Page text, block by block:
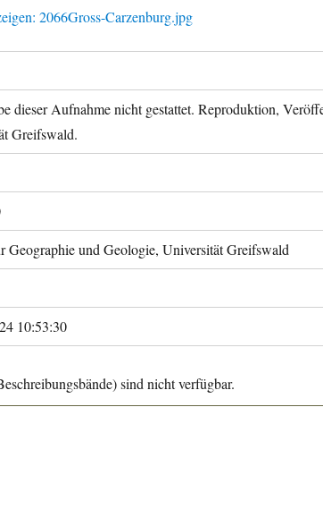
2066Gross-Carzenburg.jpg
dieser Aufnahme nicht gestattet. Reproduktion,
Greifswald.
Geographie und Geologie, Universität Greifswald
10:53:30
sind nicht verfügbar.